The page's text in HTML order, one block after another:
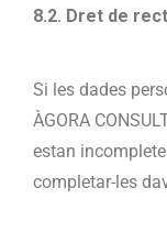
8.2. Dret de
Si les dades
ÀGORA
estan
completar-les